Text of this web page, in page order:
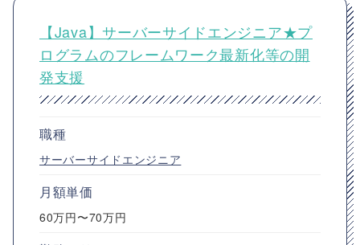
【Java】サーバーサイドエンジニア★プ
ログラムのフレームワーク最新化等の開
発支援
職種
サーバーサイドエンジニア
月額単価
60万円〜70万円